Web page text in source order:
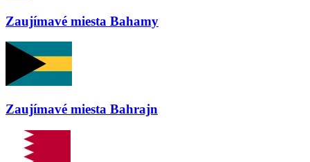
Zaujímavé miesta Bahamy
Zaujímavé miesta Bahrajn